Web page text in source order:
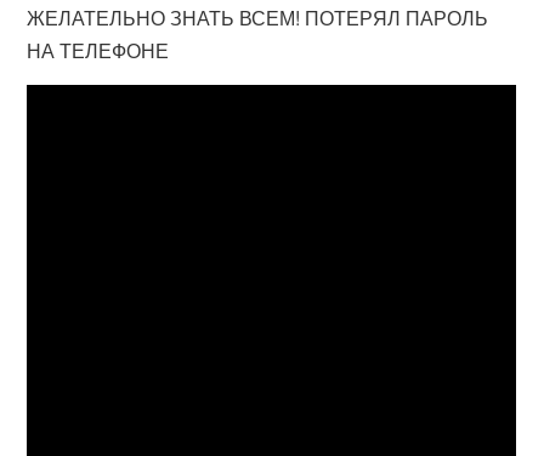
ЖЕЛАТЕЛЬНО ЗНАТЬ ВСЕМ! ПОТЕРЯЛ ПАРОЛЬ
НА ТЕЛЕФОНЕ